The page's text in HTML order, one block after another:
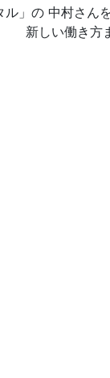
」の 中村さん
新しい働き